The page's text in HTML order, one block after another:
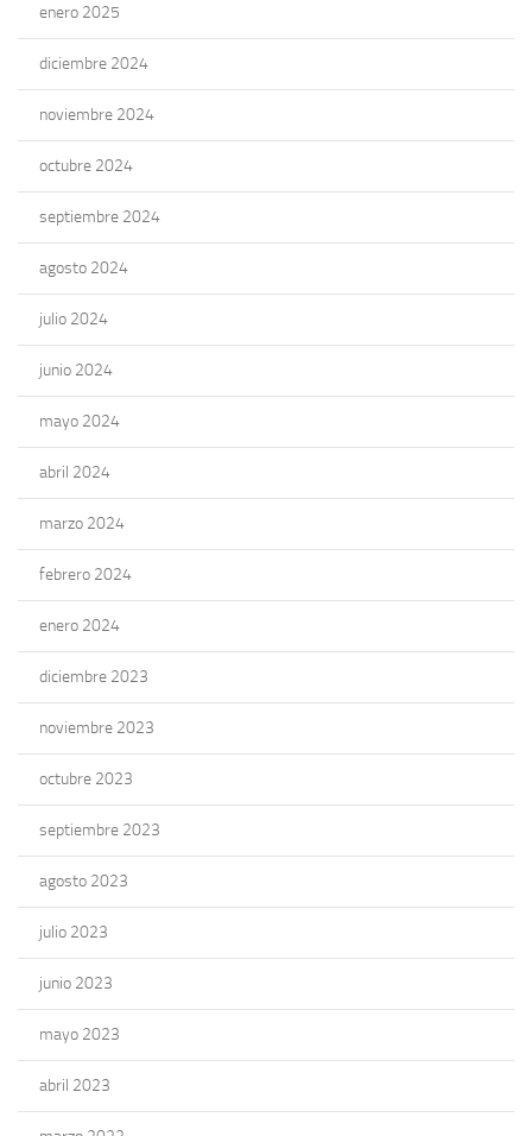
enero 2025
diciembre 2024
noviembre 2024
octubre 2024
septiembre 2024
agosto 2024
julio 2024
junio 2024
mayo 2024
abril 2024
marzo 2024
febrero 2024
enero 2024
diciembre 2023
noviembre 2023
octubre 2023
septiembre 2023
agosto 2023
julio 2023
junio 2023
mayo 2023
abril 2023